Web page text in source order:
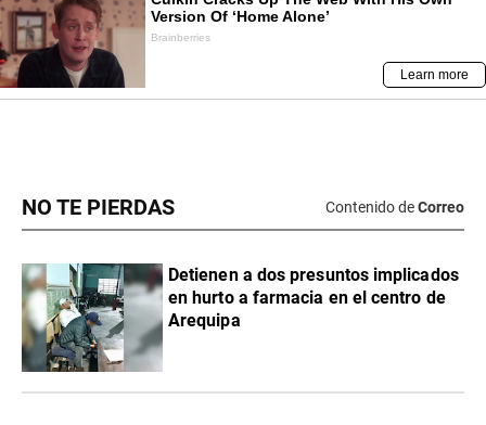
NO TE PIERDAS Contenido deCorreo
Detienen a dos presuntos implicados
en hurto a farmacia en el centro de
Arequipa